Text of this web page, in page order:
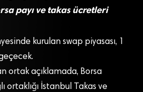
payı ve takas ücretleri
kurulan swap piyasası, 1
ortak açıklamada, Borsa
ortaklığı İstanbul Takas ve